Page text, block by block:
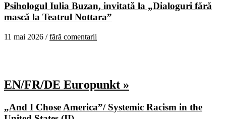
Psihologul Iulia Buzan, invitată la „Dialoguri fără
mască la Teatrul Nottara”
11 mai 2026 /fără comentarii
EN/FR/DE Europunkt »
„And I Chose America”/ Systemic Racism in the